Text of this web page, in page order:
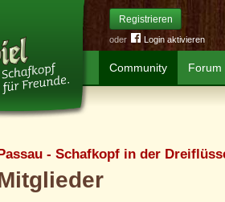
Registrieren
oder Login aktivieren
Community Forum
- Schafkopf in der